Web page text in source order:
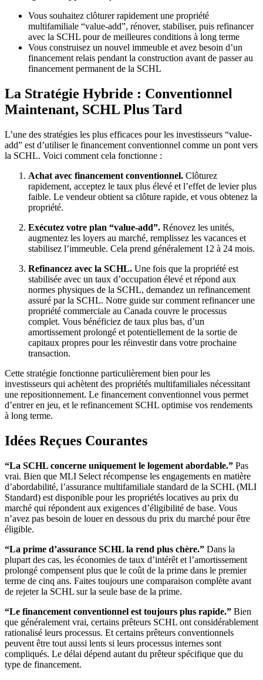
Vous souhaitez clôturer rapidement une propriété
multifamiliale “value-add”, rénover, stabiliser, puis refinancer
avec la SCHL pour de meilleures conditions à long terme
Vous construisez un nouvel immeuble et avez besoin d’un
financement relais pendant la construction avant de passer au
financement permanent de la SCHL
La Stratégie Hybride : Conventionnel
Maintenant, SCHL Plus Tard
L’une des stratégies les plus efficaces pour les investisseurs “value-
add” est d’utiliser le financement conventionnel comme un pont vers
la SCHL. Voici comment cela fonctionne :
Achat avec financement conventionnel. Clôturez
rapidement, acceptez le taux plus élevé et l’effet de levier plus
faible. Le vendeur obtient sa clôture rapide, et vous obtenez la
propriété.
Exécutez votre plan “value-add”. Rénovez les unités,
augmentez les loyers au marché, remplissez les vacances et
stabilisez l’immeuble. Cela prend généralement 12 à 24 mois.
Refinancez avec la SCHL. Une fois que la propriété est
stabilisée avec un taux d’occupation élevé et répond aux
normes physiques de la SCHL, demandez un refinancement
assuré par la SCHL. Notre guide sur comment refinancer une
propriété commerciale au Canada couvre le processus
complet. Vous bénéficiez de taux plus bas, d’un
amortissement prolongé et potentiellement de la sortie de
capitaux propres pour les réinvestir dans votre prochaine
transaction.
Cette stratégie fonctionne particulièrement bien pour les
investisseurs qui achètent des propriétés multifamiliales nécessitant
une repositionnement. Le financement conventionnel vous permet
d’entrer en jeu, et le refinancement SCHL optimise vos rendements
à long terme.
Idées Reçues Courantes
“La SCHL concerne uniquement le logement abordable.” Pas
vrai. Bien que MLI Select récompense les engagements en matière
d’abordabilité, l’assurance multifamiliale standard de la SCHL (MLI
Standard) est disponible pour les propriétés locatives au prix du
marché qui répondent aux exigences d’éligibilité de base. Vous
n’avez pas besoin de louer en dessous du prix du marché pour être
éligible.
“La prime d’assurance SCHL la rend plus chère.” Dans la
plupart des cas, les économies de taux d’intérêt et l’amortissement
prolongé compensent plus que le coût de la prime dans le premier
terme de cinq ans. Faites toujours une comparaison complète avant
de rejeter la SCHL sur la seule base de la prime.
“Le financement conventionnel est toujours plus rapide.” Bien
que généralement vrai, certains prêteurs SCHL ont considérablement
rationalisé leurs processus. Et certains prêteurs conventionnels
peuvent être tout aussi lents si leurs processus internes sont
compliqués. Le délai dépend autant du prêteur spécifique que du
type de financement.